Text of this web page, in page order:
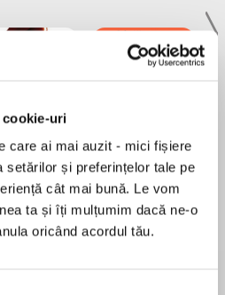
uri
care ai mai auzit - mici fișiere
setărilor și preferințelor tale pe
cât mai bună. Le vom
ta și îți mulțumim dacă ne-o
oricând acordul tău.
se îmbracă de
Migdală
Sohn Won-pyung